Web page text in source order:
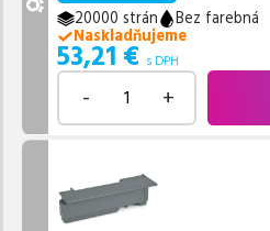
20000 strán
Bez farebná
Naskladňujeme
53,21 € s DPH
- +